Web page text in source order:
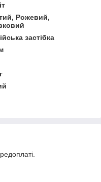
Рожевий,
застібка